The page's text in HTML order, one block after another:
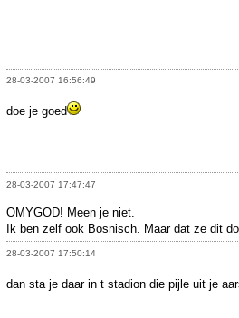
28-03-2007 16:56:49
doe je goed
28-03-2007 17:47:47
OMYGOD! Meen je niet.
Ik ben zelf ook Bosnisch. Maar dat ze dit
28-03-2007 17:50:14
dan sta je daar in t stadion die pijle uit je